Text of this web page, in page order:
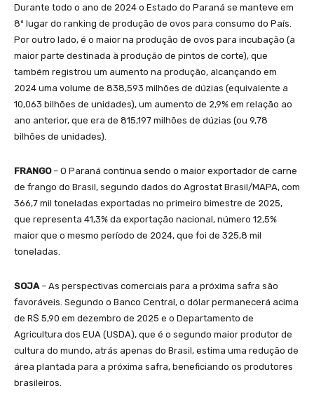
Durante todo o ano de 2024 o Estado do Paraná se manteve em
8º lugar do ranking de produção de ovos para consumo do País.
Por outro lado, é o maior na produção de ovos para incubação (a
maior parte destinada à produção de pintos de corte), que
também registrou um aumento na produção, alcançando em
2024 uma volume de 838,593 milhões de dúzias (equivalente a
10,063 bilhões de unidades), um aumento de 2,9% em relação ao
ano anterior, que era de 815,197 milhões de dúzias (ou 9,78
bilhões de unidades).
FRANGO– O Paraná continua sendo o maior exportador de carne
de frango do Brasil, segundo dados do Agrostat Brasil/MAPA, com
366,7 mil toneladas exportadas no primeiro bimestre de 2025,
que representa 41,3% da exportação nacional, número 12,5%
maior que o mesmo período de 2024, que foi de 325,8 mil
toneladas.
SOJA – As perspectivas comerciais para a próxima safra são
favoráveis. Segundo o Banco Central, o dólar permanecerá acima
de R$ 5,90 em dezembro de 2025 e o Departamento de
Agricultura dos EUA (USDA), que é o segundo maior produtor de
cultura do mundo, atrás apenas do Brasil, estima uma redução de
área plantada para a próxima safra, beneficiando os produtores
brasileiros.